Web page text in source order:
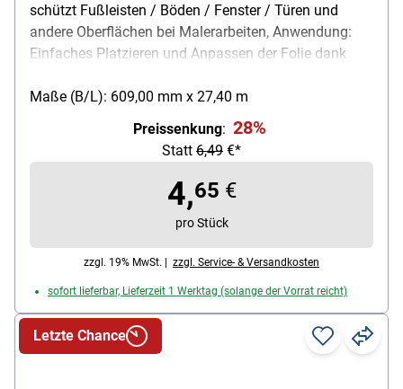
schützt Fußleisten / Böden / Fenster / Türen und
andere Oberflächen bei Malerarbeiten, Anwendung:
Einfaches Platzieren und Anpassen der Folie dank
Eigenschaften: antistatisch / UV-beständig,
Trägermaterial: Krepp-Papier, Stärke: 0,114 mm,
Rollenmaße (B/L): 60,9 cm / 27,4 m (= 16,7 m²),
Farbe: blau transparent, Lieferumfang: 1 Rolle
Malerabdeckfolie mit Klebeband
Maße (B/L): 609,00 mm x 27,40 m
Preissenkung: 28%
Statt 6,49 €*
4,65 €
pro Stück
zzgl. 19% MwSt. | zzgl. Service- & Versandkosten
sofort lieferbar, Lieferzeit 1 Werktag (solange der Vorrat reicht)
Letzte Chance